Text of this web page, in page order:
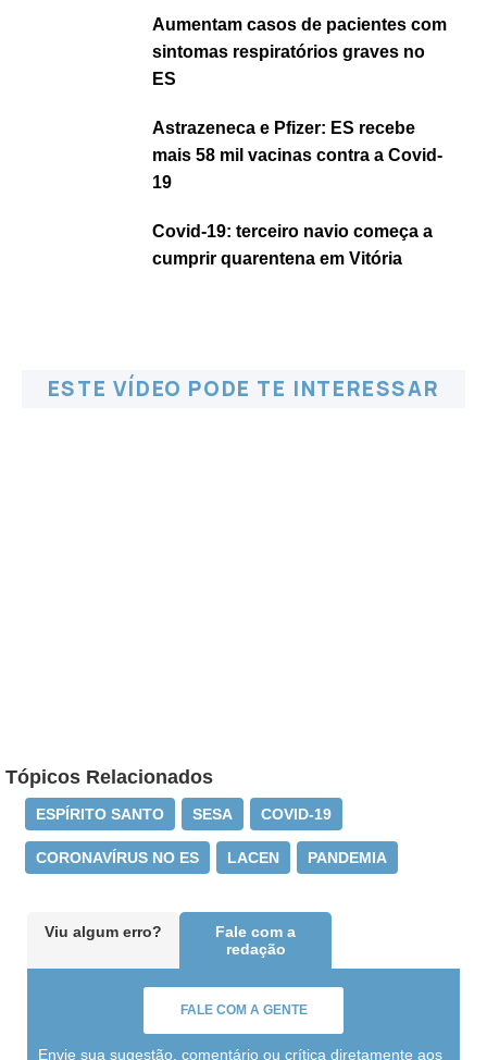
Aumentam casos de pacientes com
sintomas respiratórios graves no
ES
Astrazeneca e Pfizer: ES recebe
mais 58 mil vacinas contra a Covid-
19
Covid-19: terceiro navio começa a
cumprir quarentena em Vitória
ESTE VÍDEO PODE TE INTERESSAR
Tópicos Relacionados
ESPÍRITO SANTO SESA COVID-19
CORONAVÍRUS NO ES LACEN PANDEMIA
Viu algum erro?
Fale com a
redação
FALE COM A GENTE
Envie sua sugestão, comentário ou crítica diretamente aos